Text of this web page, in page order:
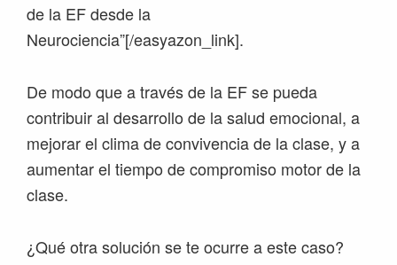
de la EF desde la
Neurociencia”[/easyazon_link].
De modo que a través de la EF se pueda
contribuir al desarrollo de la salud emocional, a
mejorar el clima de convivencia de la clase, y a
aumentar el tiempo de compromiso motor de la
clase.
¿Qué otra solución se te ocurre a este caso?